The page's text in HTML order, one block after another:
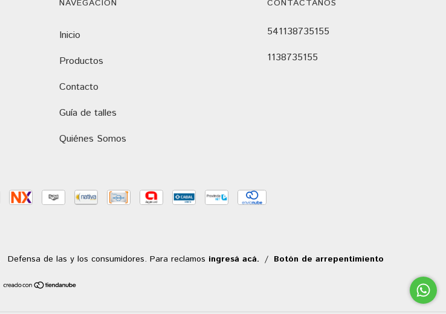
NAVEGACIÓN
Inicio
Productos
Contacto
Guía de talles
Quiénes Somos
CONTACTÁNOS
541138735155
1138735155
Defensa de las y los consumidores. Para reclamos ingresá acá. / Botón de arrepentimiento